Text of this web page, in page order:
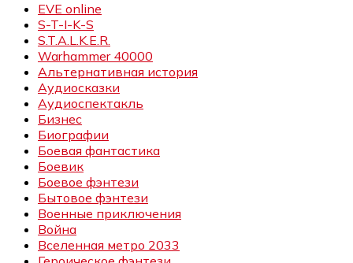
EVE online
S-T-I-K-S
S.T.A.L.K.E.R.
Warhammer 40000
Альтернативная история
Аудиосказки
Аудиоспектакль
Бизнес
Биографии
Боевая фантастика
Боевик
Боевое фэнтези
Бытовое фэнтези
Военные приключения
Война
Вселенная метро 2033